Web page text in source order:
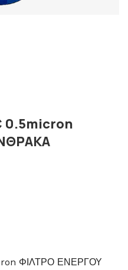
0.5micron
ΦΙΛΤΡΟ ΕΝΕΡΓΟΥ